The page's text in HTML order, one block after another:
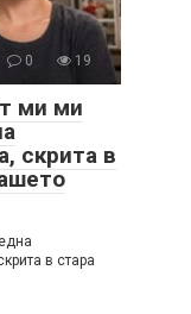
0 19
ми ми
скрита в
в стара